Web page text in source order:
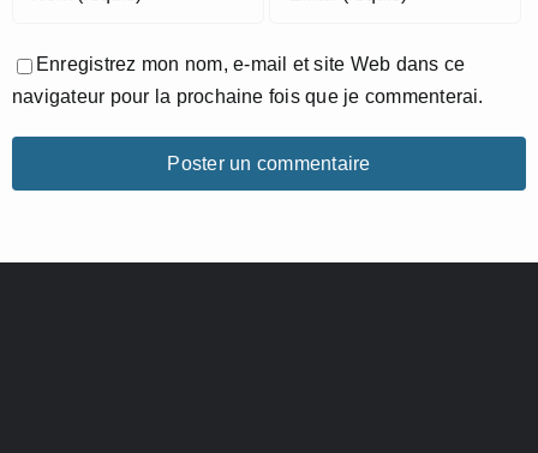
Enregistrez mon nom, e-mail et site Web dans ce
navigateur pour la prochaine fois que je commenterai.